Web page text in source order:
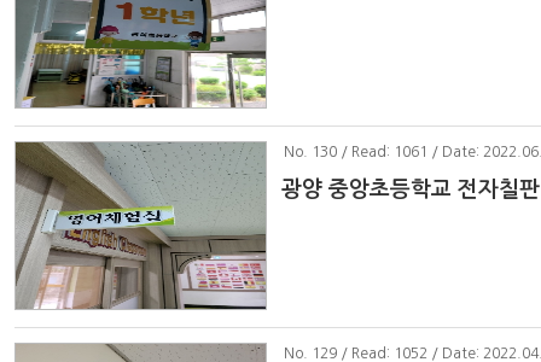
No . 130 / Read: 1061 / Date:
광양 중앙초등학교 전자칠
No . 129 / Read: 1052 / Date: